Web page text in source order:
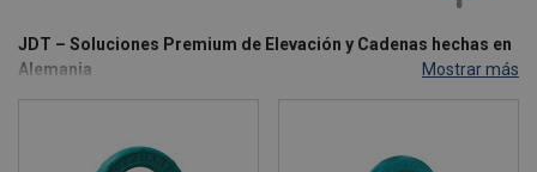
JDT – Soluciones Premium de Elevación y Cadenas hechas en
Alemania
Desde hace más de 200 años, J.D. Theile (JDT) representa la
cadenas, equipos de elevación y componentes de conexión para
Mostrar más